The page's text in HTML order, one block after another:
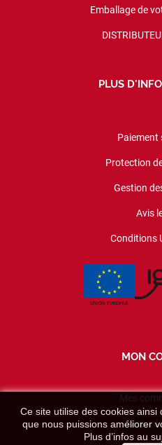
Emballage de
PLUS
Paiement
Protection
Gestion
Avis
Conditions
MON
Mes
Mes
Ce site utilise des cookies ainsi
que nous puissions améliorer
Plus d’infos au